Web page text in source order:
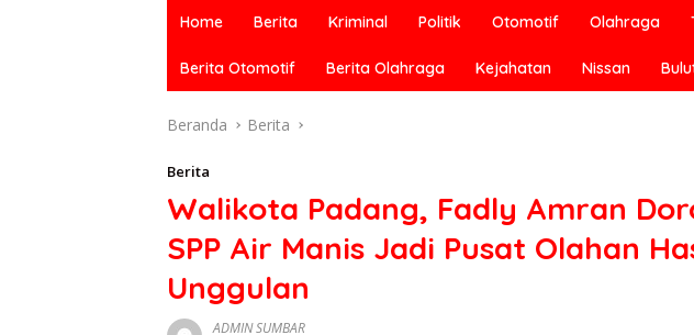
terkini
berbagai
indonesia
dari
politik,
mapun
budaya
serta
berita
Home Berita Kriminal Politik Otomotif Olahraga
Berita Otomotif Berita Olahraga Kejahatan Nissan
Beranda Berita
Berita
Walikota Padang, Fadly Amran
SPP Air Manis Jadi Pusat Olahan
Unggulan
ADMIN SUMBAR